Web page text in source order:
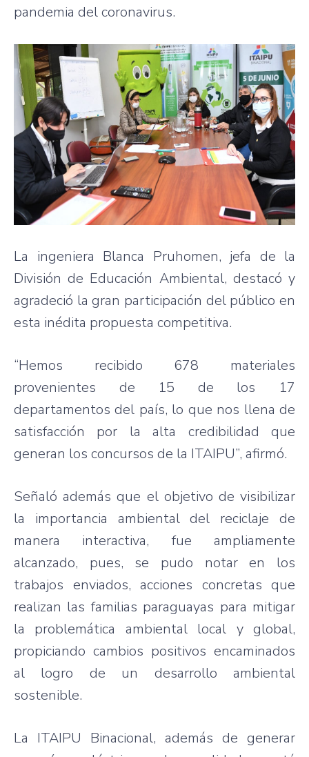
pandemia del coronavirus.
La ingeniera Blanca Pruhomen, jefa de la
División de Educación Ambiental, destacó y
agradeció la gran participación del público en
esta inédita propuesta competitiva.
“Hemos recibido 678 materiales
provenientes de 15 de los 17
departamentos del país, lo que nos llena de
satisfacción por la alta credibilidad que
generan los concursos de la ITAIPU”, afirmó.
Señaló además que el objetivo de visibilizar
la importancia ambiental del reciclaje de
manera interactiva, fue ampliamente
alcanzado, pues, se pudo notar en los
trabajos enviados, acciones concretas que
realizan las familias paraguayas para mitigar
la problemática ambiental local y global,
propiciando cambios positivos encaminados
al logro de un desarrollo ambiental
sostenible.
La ITAIPU Binacional, además de generar